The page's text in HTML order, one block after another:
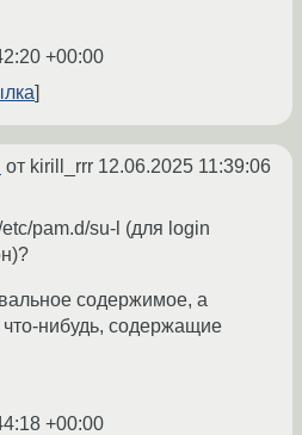
+00:00
от kirill_rrr 12.06.2025 11:39:06
pam.d/su-l (для login
содержимое, а
что-нибудь, содержащие
+00:00